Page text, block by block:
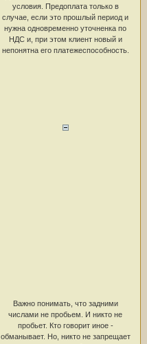
условия. Предоплата только в
случае, если это прошлый период и
нужна одновременно уточненка по
НДС и, при этом клиент новый и
непонятна его платежеспособность.
Важно понимать, что задними
числами не пробьем. И никто не
пробьет. Кто говорит иное -
обманывает. Но, никто не запрещает